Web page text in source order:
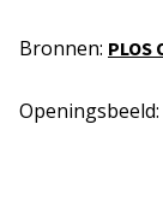
Bronnen: PLOS